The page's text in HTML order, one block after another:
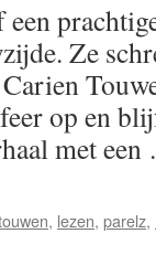
Ze
op en
met
, lezen, parelz,